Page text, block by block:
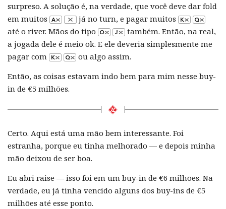
surpreso. A solução é, na verdade, que você deve dar fold
em muitos
já no turn, e pagar muitos
até o river. Mãos do tipo
também. Então, na real,
a jogada dele é meio ok. E ele deveria simplesmente me
pagar com
ou algo assim.
Então, as coisas estavam indo bem para mim nesse buy-
in de €5 milhões.
Certo. Aqui está uma mão bem interessante. Foi
estranha, porque eu tinha melhorado — e depois minha
mão deixou de ser boa.
Eu abri raise — isso foi em um buy-in de €6 milhões. Na
verdade, eu já tinha vencido alguns dos buy-ins de €5
milhões até esse ponto.